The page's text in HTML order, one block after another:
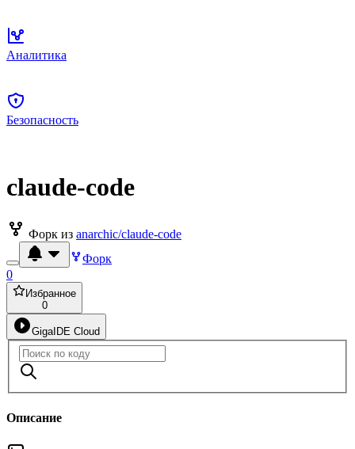
Аналитика
Безопасность
claude-code
Форк из anarchic/claude-code
Форк
0
Избранное
0
GigaIDE Cloud
Описание